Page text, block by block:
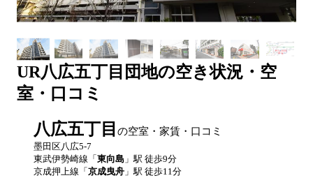
UR八広五丁目団地の空き状況・空
室・口コミ
八広五丁目 の空室・家賃・口コミ
墨田区八広5-7
東武伊勢崎線 「 東向島 」駅 徒歩9分
京成押上線 「 京成曳舟 」駅 徒歩11分